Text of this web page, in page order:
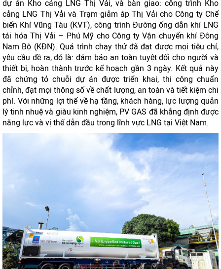
dự án Kho cảng LNG Thị Vải, và bàn giao: công trình Kho
cảng LNG Thị Vải và Trạm giảm áp Thị Vải cho Công ty Chế
biến Khí Vũng Tàu (KVT), công trình Đường ống dẫn khí LNG
tái hóa Thị Vải – Phú Mỹ cho Công ty Vận chuyển khí Đông
Nam Bộ (KĐN). Quá trình chạy thử đã đạt được mọi tiêu chí,
yêu cầu đề ra, đó là: đảm bảo an toàn tuyệt đối cho người và
thiết bị, hoàn thành trước kế hoạch gần 3 ngày. Kết quả này
đã chứng tỏ chuỗi dự án được triển khai, thi công chuẩn
chỉnh, đạt mọi thông số về chất lượng, an toàn và tiết kiệm chi
phí. Với những lợi thế về hạ tầng, khách hàng, lực lượng quản
lý tinh nhuệ và giàu kinh nghiệm, PV GAS đã khẳng định được
năng lực và vị thế dẫn đầu trong lĩnh vực LNG tại Việt Nam.